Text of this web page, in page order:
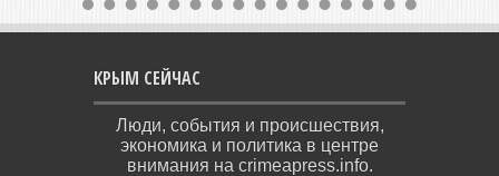
КРЫМ СЕЙЧАС
Люди, события и происшествия,
экономика и политика в центре
внимания на crimeapress.info.